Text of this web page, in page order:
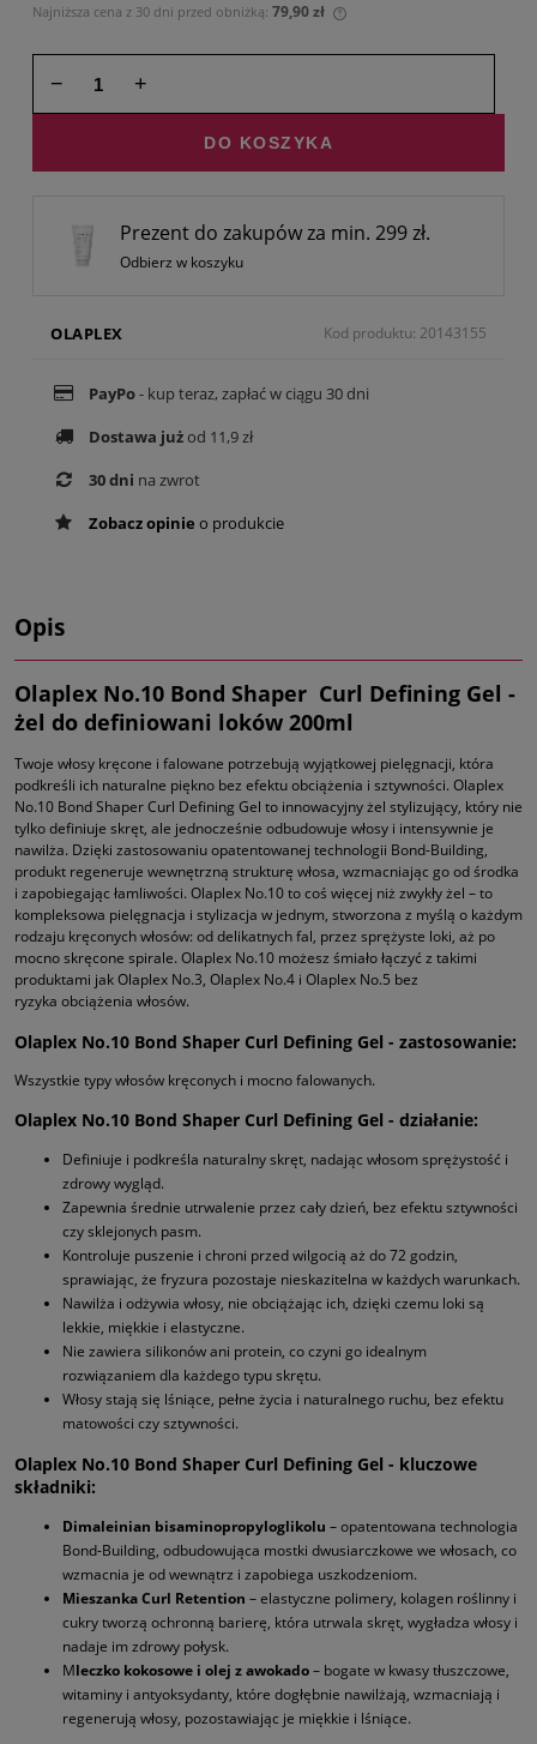
Najniższa cena z 30 dni przed obniżką: 79,90 zł
30 dni, wyświetlana jest
Prezent do zakupów za min. 299 zł.
Odbierz w koszyku
− +
DO KOSZYKA
OLAPLEX Kod produktu: 20143155
PayPo- kup teraz, zapłać w ciągu 30 dni
Dostawa jużod 11,9 zł
30 dni na zwrot
Zobacz opinie o produkcie
Opis
Olaplex No.10 Bond Shaper Curl Defining Gel -
żel do definiowani loków 200ml
Twoje włosy kręcone i falowane potrzebują wyjątkowej pielęgnacji, która
podkreśli ich naturalne piękno bez efektu obciążenia i sztywności. Olaplex
No.10 Bond Shaper Curl Defining Gel to innowacyjny żel stylizujący, który nie
tylko definiuje skręt, ale jednocześnie odbudowuje włosy i intensywnie je
nawilża. Dzięki zastosowaniu opatentowanej technologii Bond-Building,
produkt regeneruje wewnętrzną strukturę włosa, wzmacniając go od środka
i zapobiegając łamliwości. Olaplex No.10 to coś więcej niż zwykły żel – to
kompleksowa pielęgnacja i stylizacja w jednym, stworzona z myślą o każdym
rodzaju kręconych włosów: od delikatnych fal, przez sprężyste loki, aż po
mocno skręcone spirale. Olaplex No.10 możesz śmiało łączyć z takimi
produktami jak Olaplex No.3, Olaplex No.4 i Olaplex No.5 bez
ryzyka obciążenia włosów.
Olaplex No.10 Bond Shaper Curl Defining Gel - zastosowanie:
Wszystkie typy włosów kręconych i mocno falowanych.
Olaplex No.10 Bond Shaper Curl Defining Gel - działanie:
Definiuje i podkreśla naturalny skręt, nadając włosom sprężystość i
zdrowy wygląd.
Zapewnia średnie utrwalenie przez cały dzień, bez efektu sztywności
czy sklejonych pasm.
Kontroluje puszenie i chroni przed wilgocią aż do 72 godzin,
sprawiając, że fryzura pozostaje nieskazitelna w każdych warunkach.
Nawilża i odżywia włosy, nie obciążając ich, dzięki czemu loki są
lekkie, miękkie i elastyczne.
Nie zawiera silikonów ani protein, co czyni go idealnym
rozwiązaniem dla każdego typu skrętu.
Włosy stają się lśniące, pełne życia i naturalnego ruchu, bez efektu
matowości czy sztywności.
Olaplex No.10 Bond Shaper Curl Defining Gel - kluczowe
składniki:
Dimaleinian bisaminopropyloglikolu – opatentowana technologia
Bond-Building, odbudowująca mostki dwusiarczkowe we włosach, co
wzmacnia je od wewnątrz i zapobiega uszkodzeniom.
Mieszanka Curl Retention – elastyczne polimery, kolagen roślinny i
cukry tworzą ochronną barierę, która utrwala skręt, wygładza włosy i
nadaje im zdrowy połysk.
Mleczko kokosowe i olej z awokado– bogate w kwasy tłuszczowe,
witaminy i antyoksydanty, które dogłębnie nawilżają, wzmacniają i
regenerują włosy, pozostawiając je miękkie i lśniące.